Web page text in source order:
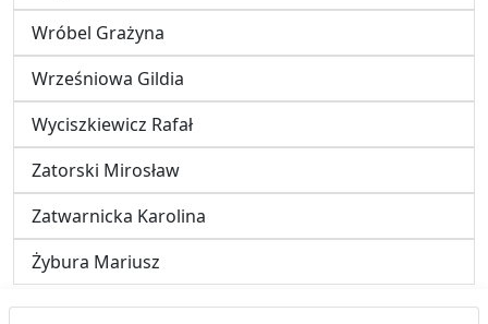
Wróbel Grażyna
Wrześniowa Gildia
Wyciszkiewicz Rafał
Zatorski Mirosław
Zatwarnicka Karolina
Żybura Mariusz